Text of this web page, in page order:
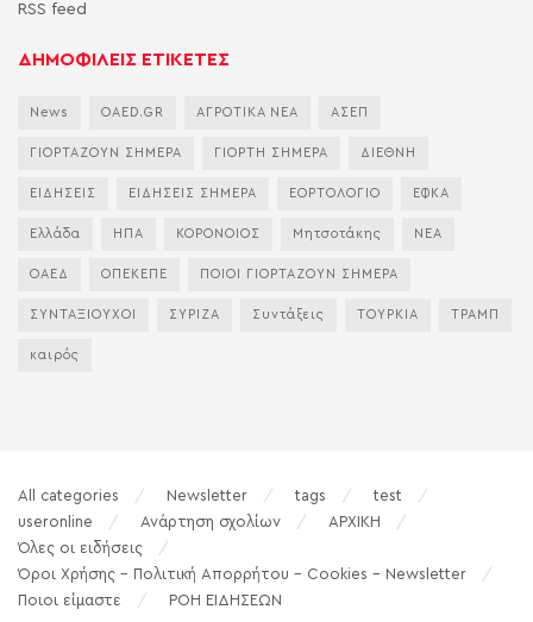
RSS feed
ΔΗΜΟΦΙΛΕΙΣ ΕΤΙΚΕΤΕΣ
News OAED.GR ΑΓΡΟΤΙΚΑ ΝΕΑ ΑΣΕΠ
ΓΙΟΡΤΑΖΟΥΝ ΣΗΜΕΡΑ ΓΙΟΡΤΗ ΣΗΜΕΡΑ ΔΙΕΘΝΗ
ΕΙΔΗΣΕΙΣ ΕΙΔΗΣΕΙΣ ΣΗΜΕΡΑ ΕΟΡΤΟΛΟΓΙΟ ΕΦΚΑ
Ελλάδα ΗΠΑ ΚΟΡΟΝΟΙΟΣ Μητσοτάκης ΝΕΑ
ΟΑΕΔ ΟΠΕΚΕΠΕ ΠΟΙΟΙ ΓΙΟΡΤΑΖΟΥΝ ΣΗΜΕΡΑ
ΣΥΝΤΑΞΙΟΥΧΟΙ ΣΥΡΙΖΑ Συντάξεις ΤΟΥΡΚΙΑ ΤΡΑΜΠ
καιρός
All categories Newsletter tags
test
useronline
Ανάρτηση σχολίων
ΑΡΧΙΚΗ
Όλες οι ειδήσεις
Όροι Χρήσης – Πολιτική Απορρήτου – Cookies – Newsletter
Ποιοι είμαστε
ΡΟΗ ΕΙΔΗΣΕΩΝ